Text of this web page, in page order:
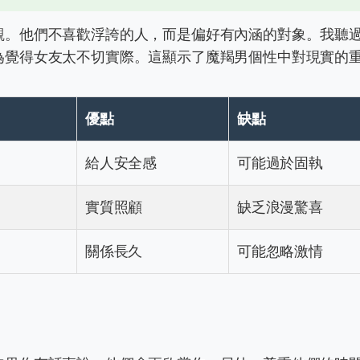
他們不喜歡浮誇的人，而是偏好有內涵的對象。我聽
得女友太不切實際。這顯示了魔羯男個性中對現實的重
優點 缺點
給人安全感 可能過於固執
實質照顧 缺乏浪漫驚喜
關係長久 可能忽略激情